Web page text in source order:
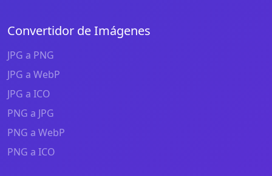
Convertidor de Imágenes
JPG a PNG
JPG a WebP
JPG a ICO
PNG a JPG
PNG a WebP
PNG a ICO